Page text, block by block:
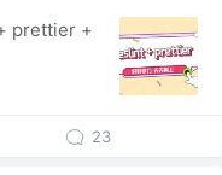
prettier +
23